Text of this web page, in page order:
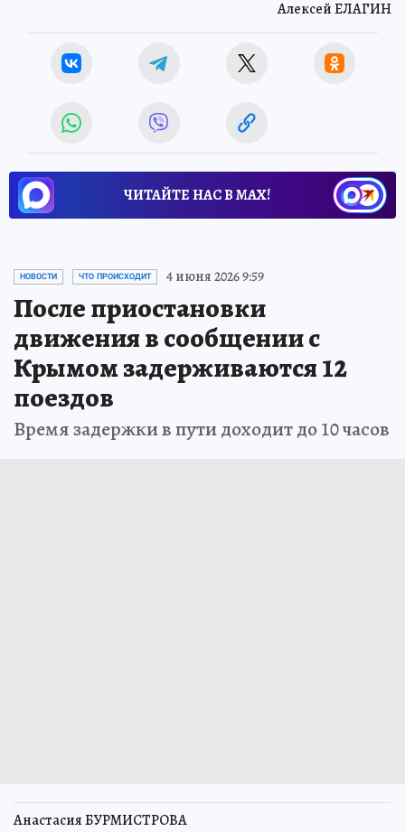
Алексей ЕЛАГИН
ЧИТАЙТЕ НАС В МАХ!
НОВОСТИ ЧТО ПРОИСХОДИТ 4 июня 2026 9:59
После приостановки
движения в сообщении с
Крымом задерживаются 12
поездов
Время задержки в пути доходит до 10 часов
Анастасия БУРМИСТРОВА